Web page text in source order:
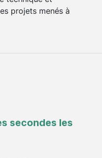
projets menés à
secondes les